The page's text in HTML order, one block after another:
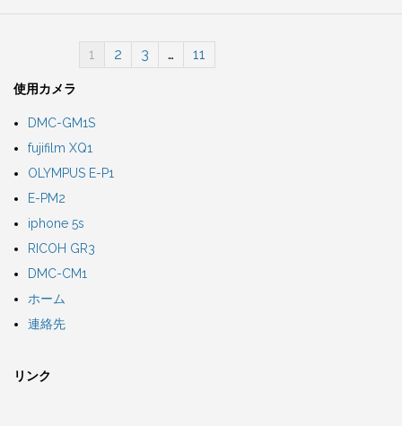
1 2 3 … 11
使用カメラ
DMC-GM1S
fujifilm XQ1
OLYMPUS E-P1
E-PM2
iphone 5s
RICOH GR3
DMC-CM1
ホーム
連絡先
リンク